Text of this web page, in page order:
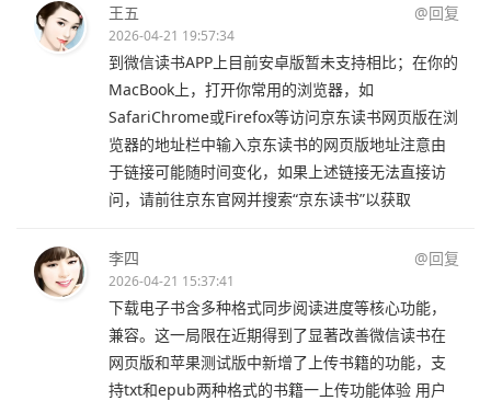
王五 @回复
2026-04-21 19:57:34
到微信读书APP上目前安卓版暂未支持相比；在你的
MacBook上，打开你常用的浏览器，如
SafariChrome或Firefox等访问京东读书网页版在浏
览器的地址栏中输入京东读书的网页版地址注意由
于链接可能随时间变化，如果上述链接无法直接访
问，请前往京东官网并搜索“京东读书”以获取
李四 @回复
2026-04-21 15:37:41
下载电子书含多种格式同步阅读进度等核心功能，
兼容。这一局限在近期得到了显著改善微信读书在
网页版和苹果测试版中新增了上传书籍的功能，支
持txt和epub两种格式的书籍一上传功能体验 用户